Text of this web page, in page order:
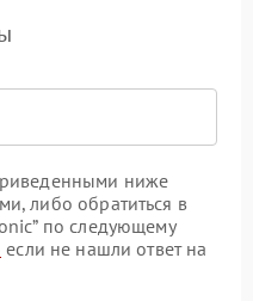
ниже
либо обратиться в
по следующему
если не нашли ответ на